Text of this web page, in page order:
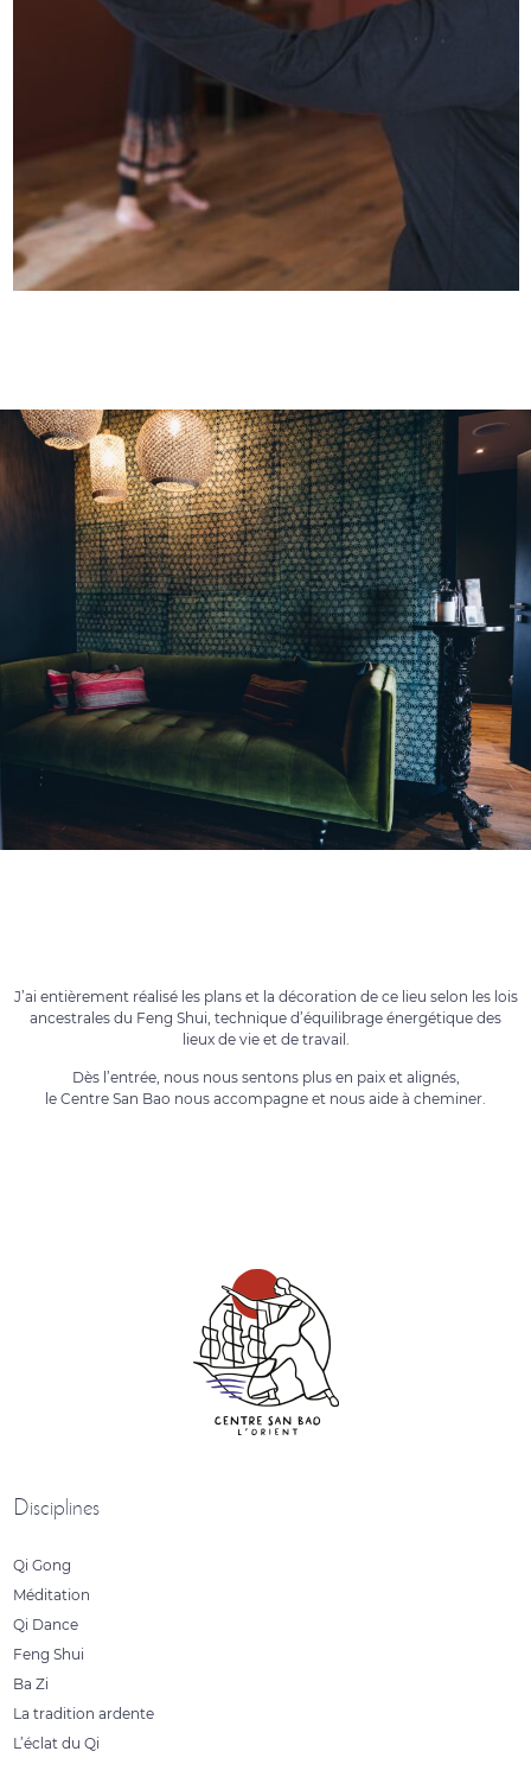
J’ai entièrement réalisé les plans et la décoration de ce lieu selon les lois
ancestrales du Feng Shui, technique d’équilibrage énergétique des
lieux de vie et de travail.
Dès l’entrée, nous nous sentons plus en paix et alignés,
le Centre San Bao nous accompagne et nous aide à cheminer.
Disciplines
Qi Gong
Méditation
Qi Dance
Feng Shui
Ba Zi
La tradition ardente
L’éclat du Qi